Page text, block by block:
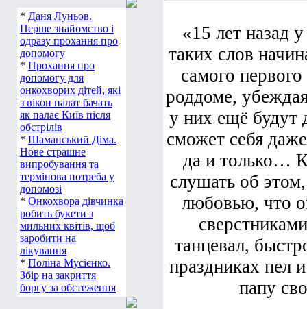
* Даня Луньов.
Перше знайомство і
одразу прохання про
допомогу
* Прохання про
допомогу для
онкохворих дітей, які
з вікон палат бачать
як палає Київ після
обстрілів
* Шаманський Діма.
Нове страшне
випробування та
термінова потреба у
допомозі
* Онкохвора дівчинка
робить букети з
мильних квітів, щоб
заробити на
лікування
* Поліна Мусієнко.
Збір на закриття
боргу за обстеження
«15 лет назад
таких слов
самого
роддоме,
у них ещё будут
сможет себя
да и только… К
слушать об
любовью, что
танцевал,
праздниках пел
папу